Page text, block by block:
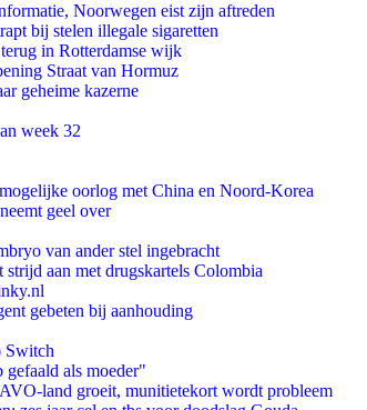
Noorwegen eist zijn aftreden
bij stelen illegale sigaretten
in Rotterdamse wijk
Straat van Hormuz
geheime kazerne
week 32
oorlog met China en Noord-Korea
geel over
van ander stel ingebracht
aan met drugskartels Colombia
gebeten bij aanhouding
Switch
als moeder"
land groeit, munitietekort wordt probleem